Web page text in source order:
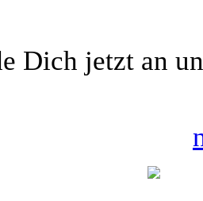
Dich jetzt an